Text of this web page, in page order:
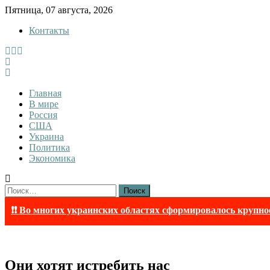
Skip
content
Пятница, 07 августа, 2026
Контакты
InfoRuss
InfoRuss — Новости
Главная
В мире
Россия
США
Украина
Политика
Экономика
Найти:
❗❗ Во многих украинских областях сформировалось
Они хотят истребить нас